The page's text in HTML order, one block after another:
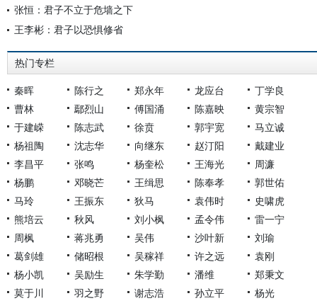
张恒：君子不立于危墙之下
王李彬：君子以恐惧修省
热门专栏
秦晖 陈行之 郑永年 龙应台
丁学良
曹林
鄢烈山 傅国涌 陈嘉映
黄宗智
于建嵘
陈志武 徐贲 郭宇宽
马立诚
杨祖陶
沈志华 向继东 赵汀阳
戴建业
李昌平
张鸣 杨奎松 王海光
周濂
杨鹏
邓晓芒 王缉思 陈奉孝
郭世佑
马玲
王振东 狄马 袁伟时
史啸虎
熊培云
秋风 刘小枫 孟令伟
雷一宁
周枫
蒋兆勇 吴伟 沙叶新
刘瑜
葛剑雄
储昭根 吴稼祥 许之远
袁刚
杨小凯
吴励生 朱学勤 潘维
郑秉文
莫于川
羽之野 谢志浩 孙立平 杨光